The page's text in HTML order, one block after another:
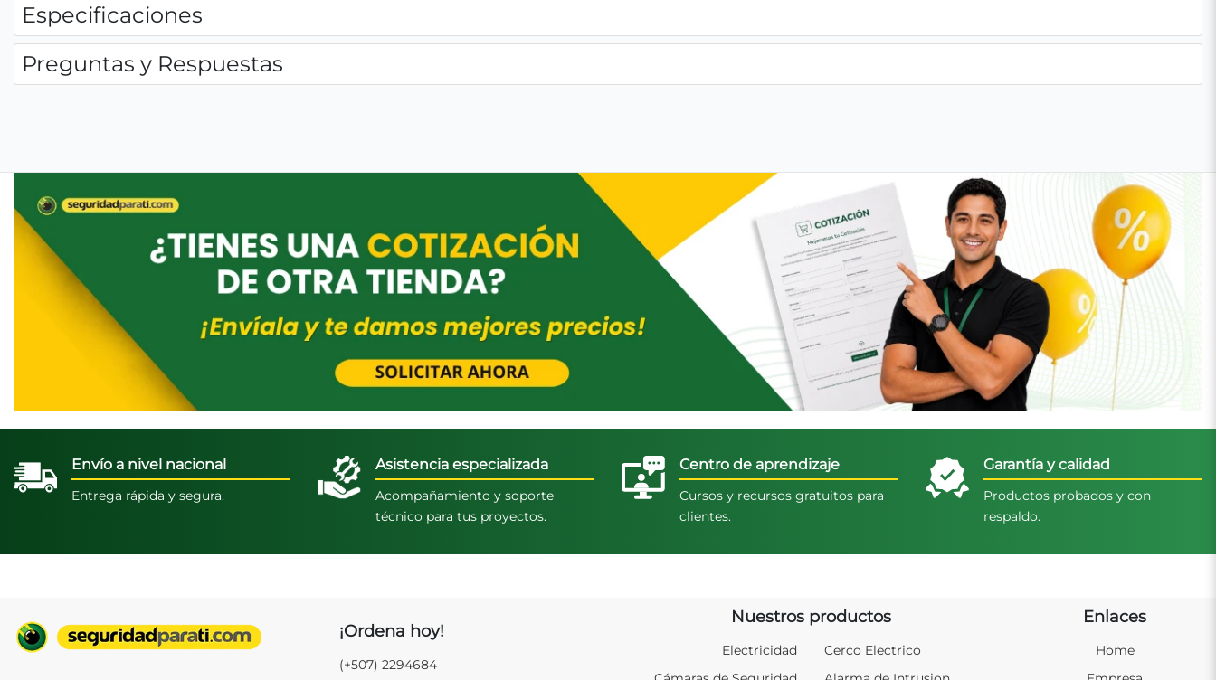
Especificaciones
Preguntas y Respuestas
Envío a nivel nacional
Entrega rápida y segura.
Asistencia especializada
Acompañamiento y soporte
técnico para tus proyectos.
Centro de aprendizaje
Cursos y recursos gratuitos para
clientes.
Garantía y calidad
Productos probados y con
respaldo.
¡Ordena hoy!
(+507) 2294684
Nuestros productos
Electricidad
Cerco Electrico
Enlaces
Home